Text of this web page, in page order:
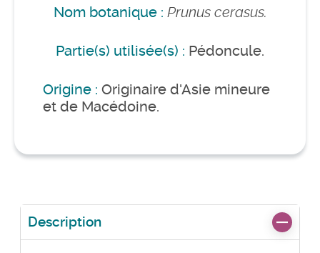
Nom botanique : Prunus cerasus.
Partie(s) utilisée(s) : Pédoncule.
Origine : Originaire d'Asie mineure
et de Macédoine.
Description